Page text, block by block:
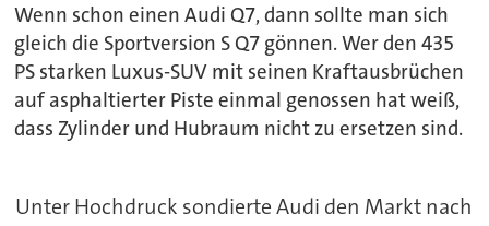
Wenn schon einen Audi Q7, dann sollte man sich
gleich die Sportversion S Q7 gönnen. Wer den 435
PS starken Luxus-SUV mit seinen Kraftausbrüchen
auf asphaltierter Piste einmal genossen hat weiß,
dass Zylinder und Hubraum nicht zu ersetzen sind.
Unter Hochdruck sondierte Audi den Markt nach